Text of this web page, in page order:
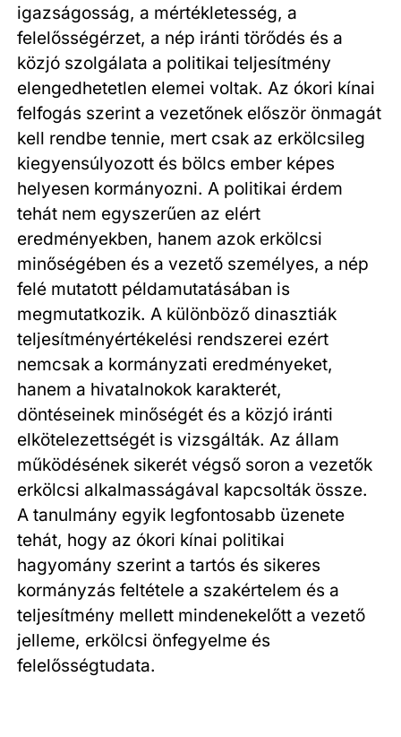
igazságosság, a mértékletesség, a
felelősségérzet, a nép iránti törődés és a
közjó szolgálata a politikai teljesítmény
elengedhetetlen elemei voltak. Az ókori kínai
felfogás szerint a vezetőnek először önmagát
kell rendbe tennie, mert csak az erkölcsileg
kiegyensúlyozott és bölcs ember képes
helyesen kormányozni. A politikai érdem
tehát nem egyszerűen az elért
eredményekben, hanem azok erkölcsi
minőségében és a vezető személyes, a nép
felé mutatott példamutatásában is
megmutatkozik. A különböző dinasztiák
teljesítményértékelési rendszerei ezért
nemcsak a kormányzati eredményeket,
hanem a hivatalnokok karakterét,
döntéseinek minőségét és a közjó iránti
elkötelezettségét is vizsgálták. Az állam
működésének sikerét végső soron a vezetők
erkölcsi alkalmasságával kapcsolták össze.
A tanulmány egyik legfontosabb üzenete
tehát, hogy az ókori kínai politikai
hagyomány szerint a tartós és sikeres
kormányzás feltétele a szakértelem és a
teljesítmény mellett mindenekelőtt a vezető
jelleme, erkölcsi önfegyelme és
felelősségtudata.